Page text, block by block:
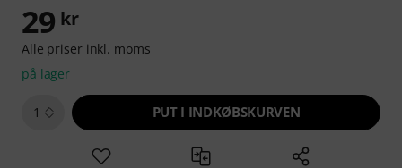
29 kr
Alle priser inkl. moms
på lager
1 PUT I INDKØBSKURVEN